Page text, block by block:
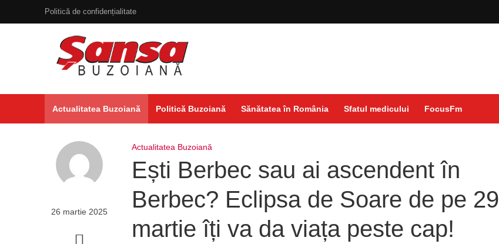
Politică de confidențialitate
Actualitatea Buzoiană Politică Buzoiană Sănătatea în România Sfatul medicului FocusFm
26 martie 2025
Actualitatea Buzoiană
Ești Berbec sau ai ascendent în
Berbec? Eclipsa de Soare de pe 29
martie îți va da viața peste cap!